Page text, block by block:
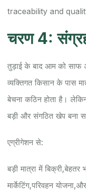
traceability and
चरण 4:
तुड़ाई के बाद आम को साफ
व्यक्तिगत किसान के पास
बेचना कठिन होता है।
बड़ी और संगठित खेप बना
एग्रीगेशन से:
बड़ी मात्रा में बिक्री,बेहतर
मार्केटिंग,परिवहन योजना,और